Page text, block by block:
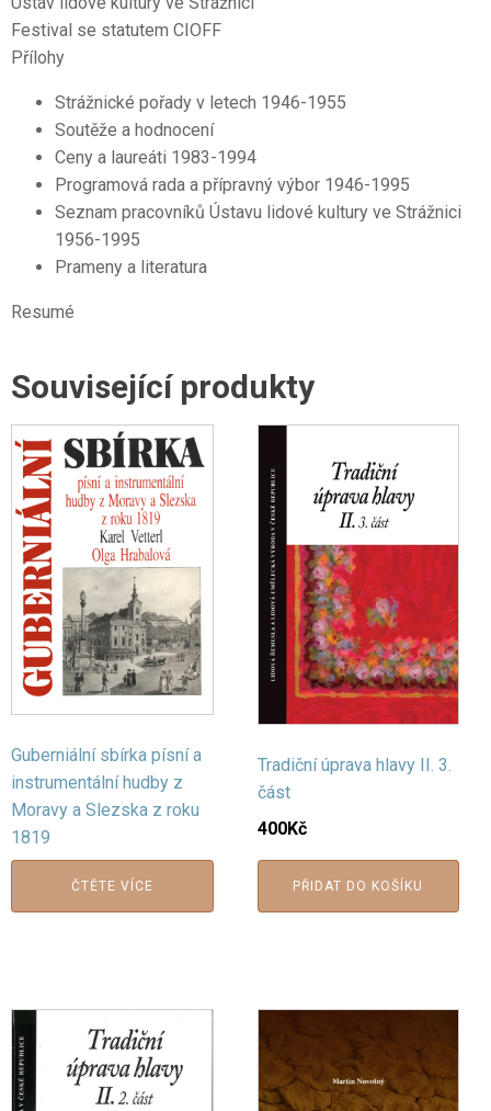
Festival se statutem CIOFF
Přílohy
Strážnické pořady v letech 1946-1955
Soutěže a hodnocení
Ceny a laureáti 1983-1994
Programová rada a přípravný výbor 1946-1995
Seznam pracovníků Ústavu lidové kultury ve Strážnici
1956-1995
Prameny a literatura
Resumé
Související produkty
Guberniální sbírka písní a
instrumentální hudby z
Moravy a Slezska z roku
1819
ČTĚTE VÍCE
Tradiční úprava hlavy II. 3.
část
400Kč
PŘIDAT DO KOŠÍKU